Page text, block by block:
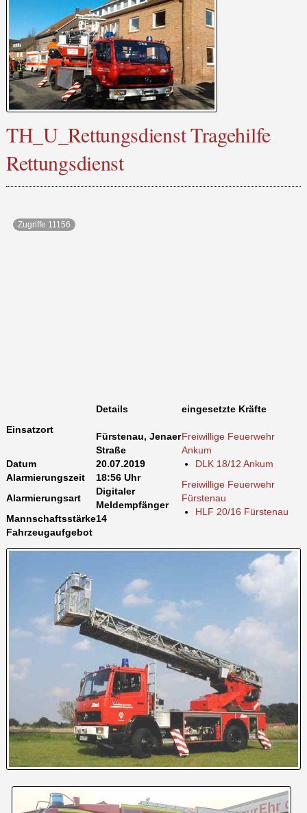
TH_U_Rettungsdienst Tragehilfe
Rettungsdienst
Zugriffe 11156
Einsatzort
Details
Fürstenau, Jenaer
Straße
Datum
20.07.2019
Alarmierungszeit
18:56 Uhr
Alarmierungsart
Digitaler
Meldempfänger
Mannschaftsstärke14
eingesetzte Kräfte
Freiwillige Feuerwehr
Ankum
DLK 18/12 Ankum
Freiwillige Feuerwehr
Fürstenau
HLF 20/16 Fürstenau
Fahrzeugaufgebot